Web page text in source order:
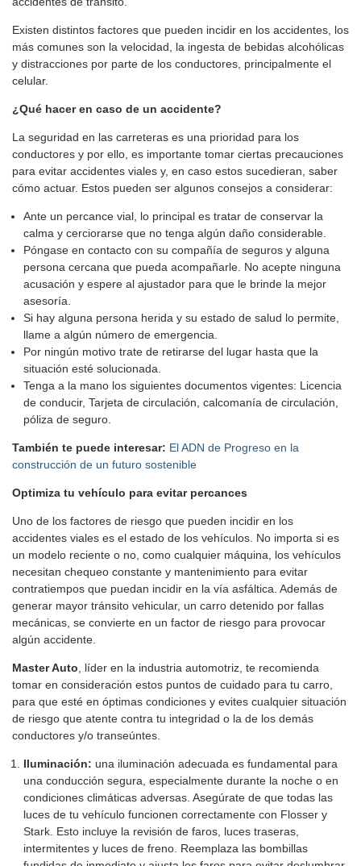
Existen distintos factores que pueden incidir en los accidentes, los
más comunes son la velocidad, la ingesta de bebidas alcohólicas
y distracciones por parte de los conductores, principalmente el
celular.
¿Qué hacer en caso de un accidente?
La seguridad en las carreteras es una prioridad para los
conductores y por ello, es importante tomar ciertas precauciones
para evitar accidentes viales y, en caso estos sucedieran, saber
cómo actuar. Estos pueden ser algunos consejos a considerar:
Ante un percance vial, lo principal es tratar de conservar la
calma y cerciorarse que no tenga algún daño considerable.
Póngase en contacto con su compañía de seguros y alguna
persona cercana que pueda acompañarle. No acepte ninguna
acusación y espere al ajustador para que le brinde la mejor
asesoría.
Si hay alguna persona herida y su estado de salud lo permite,
llame a algún número de emergencia.
Por ningún motivo trate de retirarse del lugar hasta que la
situación esté solucionada.
Tenga a la mano los siguientes documentos vigentes: Licencia
de conducir, Tarjeta de circulación, calcomanía de circulación,
póliza de seguro.
También te puede interesar: El ADN de Progreso en la
construcción de un futuro sostenible
Optimiza tu vehículo para evitar percances
Uno de los factores de riesgo que pueden incidir en los
accidentes viales es el estado de los vehículos. No importa si es
un modelo reciente o no, como cualquier máquina, los vehículos
necesitan chequeo constante y mantenimiento para evitar
contratiempos que puedan incidir en la vía asfáltica. Además de
generar mayor tránsito vehicular, un carro detenido por fallas
mecánicas, se convierte en un factor de riesgo para provocar
algún accidente.
Master Auto , líder en la industria automotriz, te recomienda
tomar en consideración estos puntos de cuidado para tu carro,
para que esté en óptimas condiciones y evites cualquier situación
de riesgo que atente contra tu integridad o la de los demás
conductores y/o transeúntes.
Iluminación: una iluminación adecuada es fundamental para
una conducción segura, especialmente durante la noche o en
condiciones climáticas adversas. Asegúrate de que todas las
luces de tu vehículo funcionen correctamente con Flosser y
Stark. Esto incluye la revisión de faros, luces traseras,
intermitentes y luces de freno. Reemplaza las bombillas